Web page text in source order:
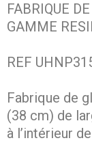
FABRIQUE
GAMME
REF
Fabrique de
(38 cm) de
à l’intérieur